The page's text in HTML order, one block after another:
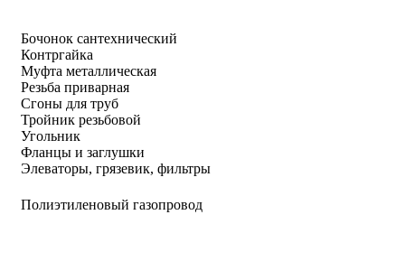
Бочонок сантехнический
Контргайка
Муфта металлическая
Резьба приварная
Сгоны для труб
Тройник резьбовой
Угольник
Фланцы и заглушки
Элеваторы, грязевик, фильтры
Полиэтиленовый газопровод